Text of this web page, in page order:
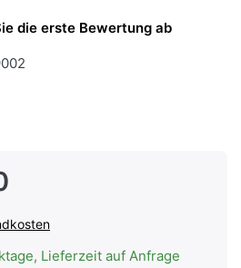
die erste Bewertung ab
Lieferzeit auf Anfrage